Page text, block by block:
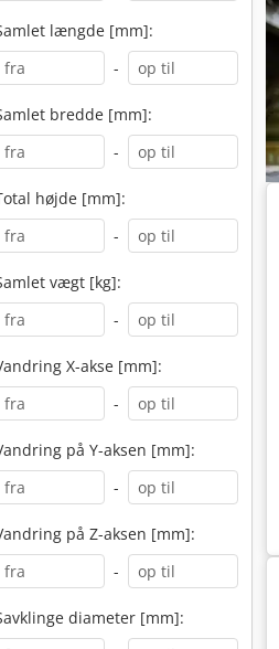
længde [mm]:
-
bredde [mm]:
-
højde [mm]:
-
vægt [kg]:
-
X-akse [mm]:
-
på Y-aksen [mm]:
-
på Z-aksen [mm]:
-
diameter [mm]: